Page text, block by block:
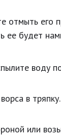
отмыть
ее будет
воду
в тряпку.
или